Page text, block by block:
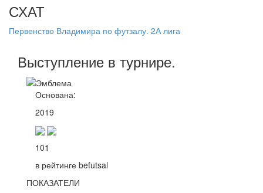
СХАТ
Первенство Владимира по футзалу. 2А лига
Выступление в турнире.
Основана:
2019
101
в рейтинге befutsal
ПОКАЗАТЕЛИ